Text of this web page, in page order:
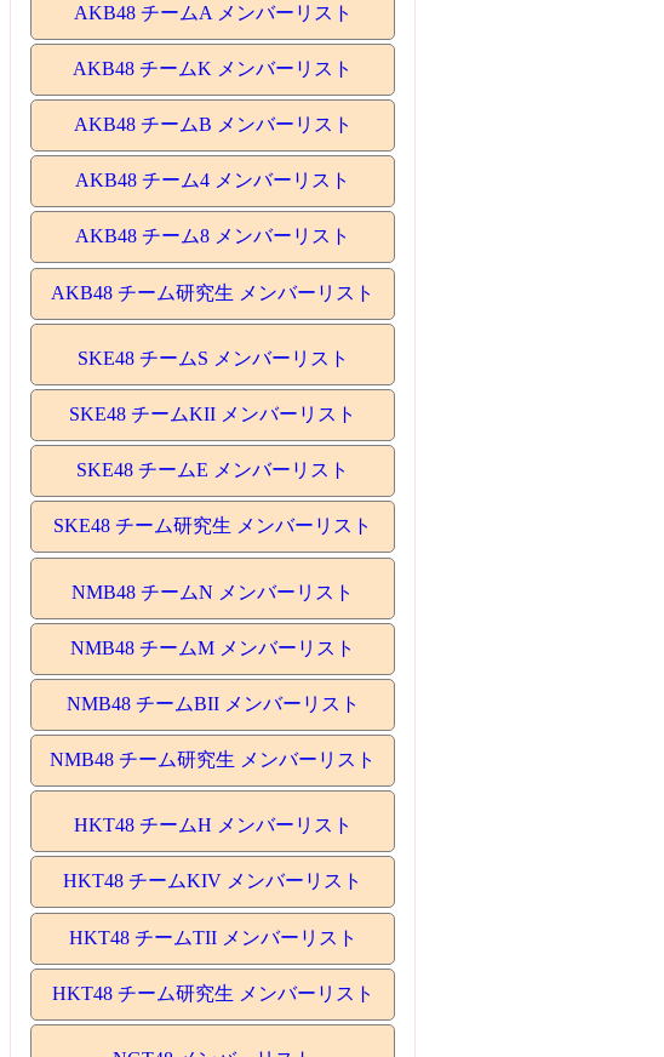
AKB48 チームA メンバーリスト
AKB48 チームK メンバーリスト
AKB48 チームB メンバーリスト
AKB48 チーム4 メンバーリスト
AKB48 チーム8 メンバーリスト
AKB48 チーム研究生 メンバーリスト
SKE48 チームS メンバーリスト
SKE48 チームKII メンバーリスト
SKE48 チームE メンバーリスト
SKE48 チーム研究生 メンバーリスト
NMB48 チームN メンバーリスト
NMB48 チームM メンバーリスト
NMB48 チームBII メンバーリスト
NMB48 チーム研究生 メンバーリスト
HKT48 チームH メンバーリスト
HKT48 チームKIV メンバーリスト
HKT48 チームTII メンバーリスト
HKT48 チーム研究生 メンバーリスト